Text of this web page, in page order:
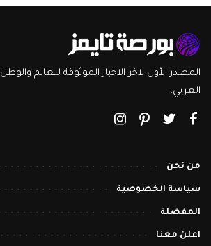
المصدر الأول لاخر الاخبار الموثوقة للعالم والوطن
العربي.
من نحن
سياسة الخصوصية
المفضلة
اعلن معنا